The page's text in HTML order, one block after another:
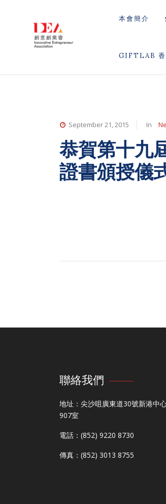
本會簡介
GIFTLAB 香
September 21, 2015 In
恭賀第十九
證書頒授儀
聯絡我們
地址：尖沙咀廣東道30號新港中
907室
電話：(852) 9220 8730
傳真：(852) 3013 8755